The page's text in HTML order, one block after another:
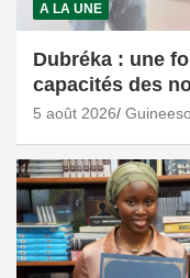
A LA UNE
Dubréka : une
capacités des
5 août 2026